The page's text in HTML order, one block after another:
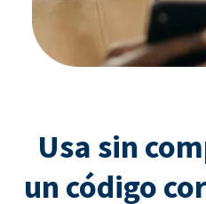
Usa sin
un código